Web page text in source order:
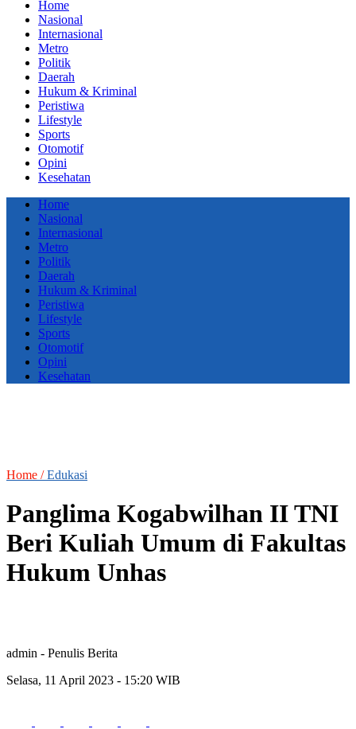
Home
Nasional
Internasional
Metro
Politik
Daerah
Hukum & Kriminal
Peristiwa
Lifestyle
Sports
Otomotif
Opini
Kesehatan
Home
Nasional
Internasional
Metro
Politik
Daerah
Hukum & Kriminal
Peristiwa
Lifestyle
Sports
Otomotif
Opini
Kesehatan
Home /Edukasi
Panglima Kogabwilhan II TNI
Beri Kuliah Umum di Fakultas
Hukum Unhas
admin - Penulis Berita
Selasa, 11 April 2023 - 15:20 WIB